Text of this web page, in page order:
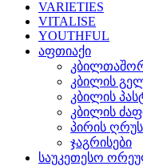
VARIETIES
VITALISE
YOUTHFUL
აფთიაქი
კბილის
კბილის
კბილის
პირის
ჯაგრისები
საუკეთესო